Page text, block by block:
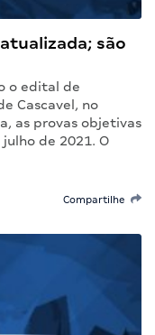
são
o edital de
Cascavel, no
as provas objetivas
de 2021. O
Compartilhe